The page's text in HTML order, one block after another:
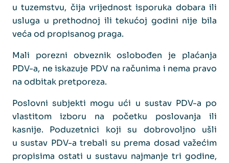
u tuzemstvu, čija vrijednost isporuka dobara ili
usluga u prethodnoj ili tekućoj godini nije bila
veća od propisanog praga.
Mali porezni obveznik oslobođen je plaćanja
PDV-a, ne iskazuje PDV na računima i nema pravo
na odbitak pretporeza.
Poslovni subjekti mogu ući u sustav PDV-a po
vlastitom izboru na početku poslovanja ili
kasnije. Poduzetnici koji su dobrovoljno ušli
u sustav PDV-a trebali su prema dosad važećim
propisima ostati u sustavu najmanje tri godine,